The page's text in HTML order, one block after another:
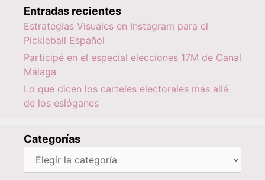
Entradas recientes
Estrategias Visuales en Instagram para el
Pickleball Español
Participé en el especial elecciones 17M de Canal
Málaga
Lo que dicen los carteles electorales más allá
de los eslóganes
Categorías
Categorías